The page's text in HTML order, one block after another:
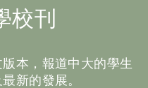
校刊
本，報道中大的學生
新的發展。